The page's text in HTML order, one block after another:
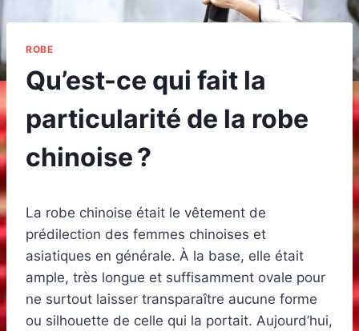
ROBE
Qu’est-ce qui fait la
particularité de la robe
chinoise ?
La robe chinoise était le vêtement de
prédilection des femmes chinoises et
asiatiques en générale. À la base, elle était
ample, très longue et suffisamment ovale pour
ne surtout laisser transparaître aucune forme
ou silhouette de celle qui la portait. Aujourd’hui,